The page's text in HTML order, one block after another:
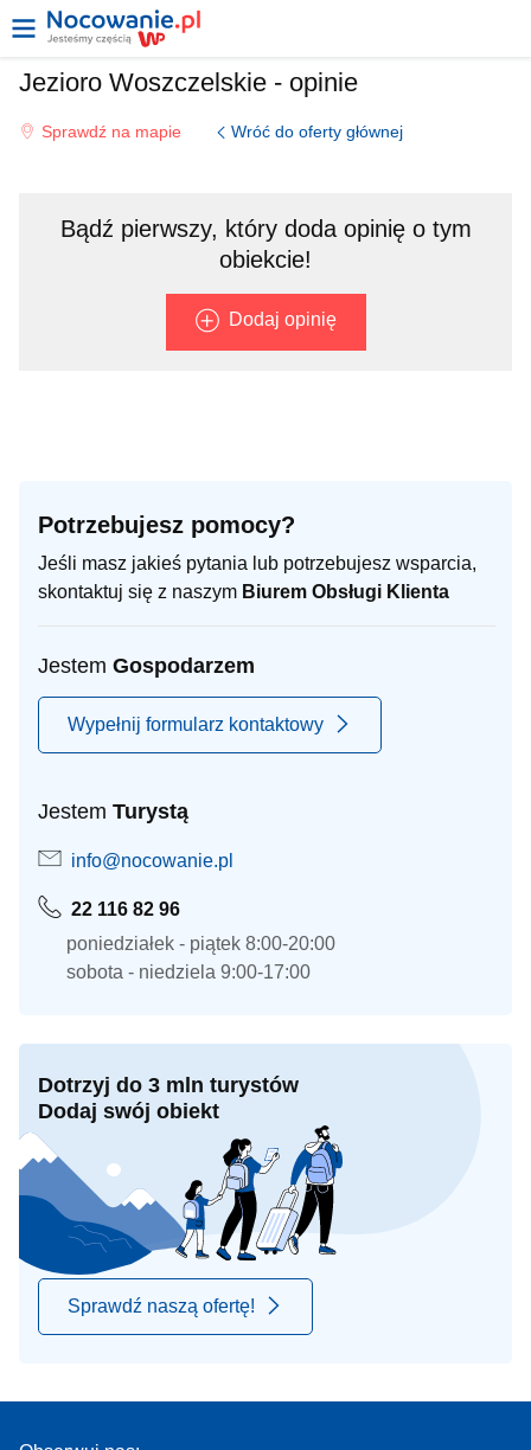
Jezioro Woszczelskie - opinie
Sprawdź na mapie Wróć do oferty głównej
Bądź pierwszy, który doda opinię o tym
obiekcie!
Dodaj opinię
Potrzebujesz pomocy?
Jeśli masz jakieś pytania lub potrzebujesz wsparcia,
skontaktuj się z naszym Biurem Obsługi Klienta
Jestem Gospodarzem
Wypełnij formularz kontaktowy
Jestem Turystą
info@nocowanie.pl
22 116 82 96
poniedziałek - piątek 8:00-20:00
sobota - niedziela 9:00-17:00
Dotrzyj do 3 mln turystów
Dodaj swój obiekt
Sprawdź naszą ofertę!